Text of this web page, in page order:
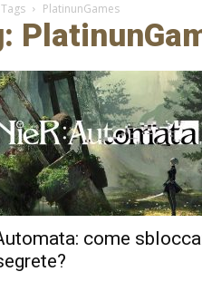
Tags PlatinunGames
come